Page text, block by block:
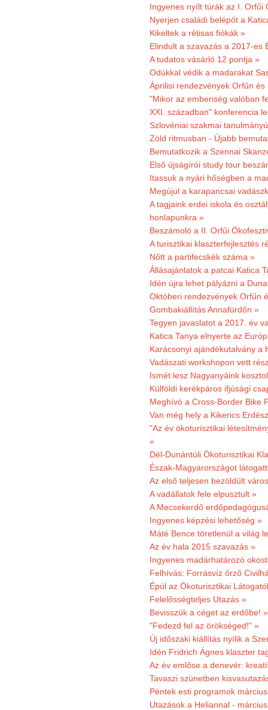
Ingyenes nyílt túrák az I. Orfűi
Nyerjen családi belépőt a
Kikeltek a rétisas fiókák »
Elindult a szavazás a 2017-es
A tudatos vásárló 12 pontja »
Odúkkal védik a madarakat
Áprilisi rendezvények Orfűn és
"Mikor az emberiség valóban
XXI. században" konferencia
Szlovéniai szakmai
Zöld ritmusban - Újabb
Bemutatkozik a Szennai
Első újságírói study tour
Itassuk a nyári hőségben a
Megújul a karapancsai
A tagjaink erdei iskola és
honlapunkra »
Beszámoló a II. Orfűi
A turisztikai klaszterfejlesztés
Nőtt a partifecskék száma »
Állásajánlatok a patcai Katica
Idén újra lehet pályázni a
Októberi rendezvények Orfűn
Gombakiállítás Annafürdőn »
Tegyen javaslatot a 2017. év
Katica Tanya elnyerte az
Karácsonyi ajándékutalvány a
Vadászati workshopon vett
Ismét lesz Nagyanyáink
Külföldi kerékpáros ifjúsági
Meghívó a Cross-Border Bike
Van még hely a Kikerics
"Az év ökoturisztikai
»
Dél-Dunántúli Ökoturisztikai
Észak-Magyarországot
Az első teljesen bezöldült
A vadállatok fele elpusztult »
A Mecsekerdő
Ingyenes képzési lehetőség »
Máté Bence töretlenül a világ
Az év hala 2015 szavazás »
Ingyenes madárhatározó
Felhívás: Forrásvíz őrző
Épül az Ökoturisztikai
Felelősségteljes Utazás »
Bevisszük a céget az erdőbe! »
"Fedezd fel az örökséged!" »
Új időszaki kiállítás nyílik a
Idén Fridrich Ágnes klaszter
Az év emlőse a denevér:
Tavaszi szünetben
Péntek esti programok
Utazások a Heliannal -